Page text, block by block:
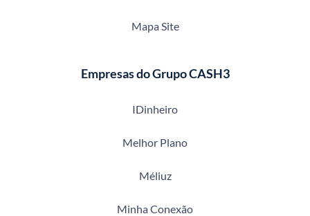
Mapa Site
Empresas do Grupo CASH3
IDinheiro
Melhor Plano
Méliuz
Minha Conexão